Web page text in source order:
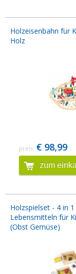
Holzeisenbahn für
Holz
preis: € 98,99
zum
Holzspielset - 4 in
Lebensmitteln für
(Obst Gemüse)